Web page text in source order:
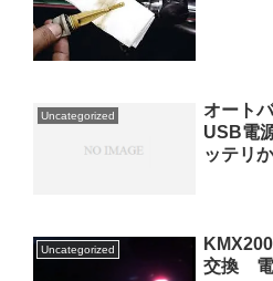
Uncategorized
オート
USB電
ッテリ
Uncategorized
交換 電